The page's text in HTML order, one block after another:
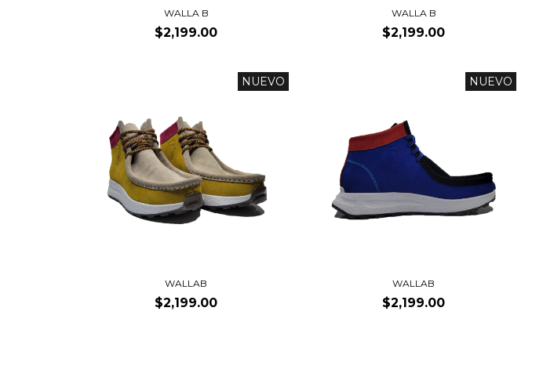
WALLA B
$2,199.00
WALLA B
$2,199.00
NUEVO
WALLAB
$2,199.00
NUEVO
WALLAB
$2,199.00